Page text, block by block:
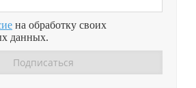
на обработку своих
данных.